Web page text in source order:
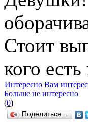
Стоит
кого
Интересно Вам
Больше не интересно
(0)
Поделиться…